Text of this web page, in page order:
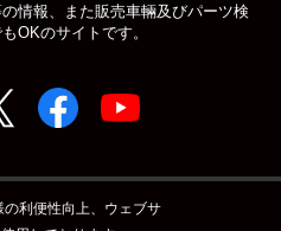
情報、また販売車輛及びパーツ検
OKのサイトです。
車マガジン公式WEBサイト
利便性向上、ウェブサ